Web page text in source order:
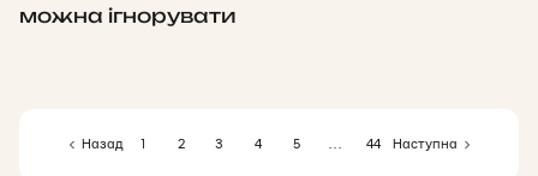
можна ігнорувати
Назад 1 2 3 4 5 44 Наступна